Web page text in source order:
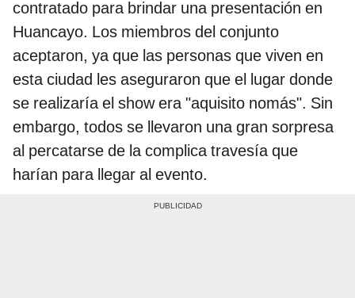
contratado para brindar una presentación en
Huancayo. Los miembros del conjunto
aceptaron, ya que las personas que viven en
esta ciudad les aseguraron que el lugar donde
se realizaría el show era "aquisito nomás". Sin
embargo, todos se llevaron una gran sorpresa
al percatarse de la complica travesía que
harían para llegar al evento.